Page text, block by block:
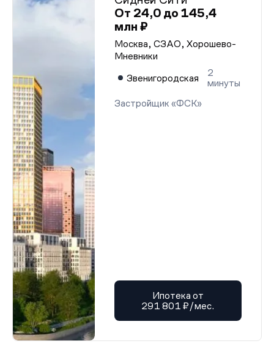
От 24,0 до 145,4
млн ₽
Москва, СЗАО, Хорошево-
Мневники
Звенигородская
2
минуты
Застройщик «ФСК»
Ипотека от
291 801 ₽/мес.